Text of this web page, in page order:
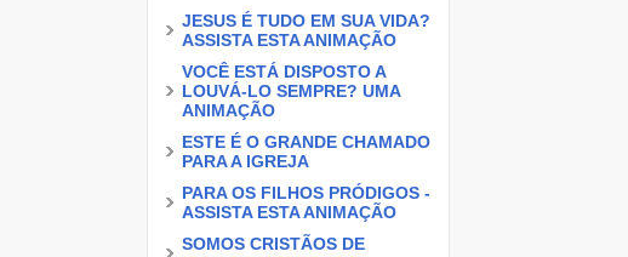
JESUS É TUDO EM SUA VIDA?
ASSISTA ESTA ANIMAÇÃO
VOCÊ ESTÁ DISPOSTO A
LOUVÁ-LO SEMPRE? UMA
ANIMAÇÃO
ESTE É O GRANDE CHAMADO
PARA A IGREJA
PARA OS FILHOS PRÓDIGOS -
ASSISTA ESTA ANIMAÇÃO
SOMOS CRISTÃOS DE